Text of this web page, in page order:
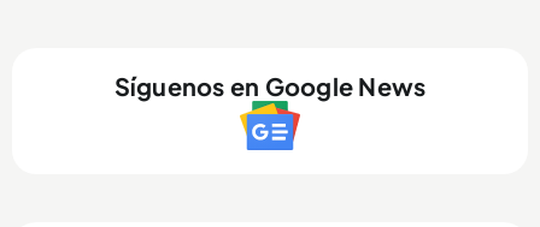
Síguenos en Google News